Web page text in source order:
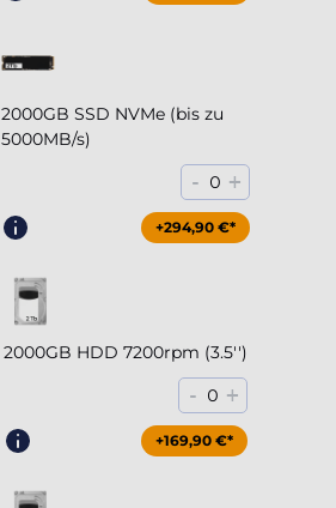
2000GB SSD NVMe (bis zu
5000MB/s)
- 0 +
+294,90 €*
2000GB HDD 7200rpm (3.5'')
- 0 +
+169,90 €*